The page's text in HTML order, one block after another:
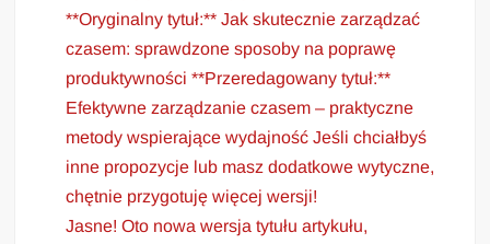
**Oryginalny tytuł:** Jak skutecznie zarządzać
czasem: sprawdzone sposoby na poprawę
produktywności **Przeredagowany tytuł:**
Efektywne zarządzanie czasem – praktyczne
metody wspierające wydajność Jeśli chciałbyś
inne propozycje lub masz dodatkowe wytyczne,
chętnie przygotuję więcej wersji!
Jasne! Oto nowa wersja tytułu artykułu,